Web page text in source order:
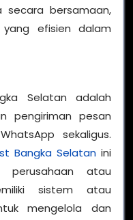
secara bersamaan,
efisien dalam
Selatan adalah
pengiriman pesan
sekaligus.
Bangka Selatan ini
perusahaan atau
sistem atau
mengelola dan